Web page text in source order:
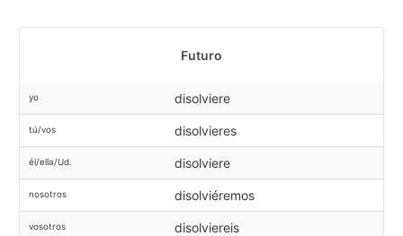
Futuro
yo disolviere
tú/vos disolvieres
él/ella/Ud. disolviere
nosotros disolviéremos
vosotros disolviereis